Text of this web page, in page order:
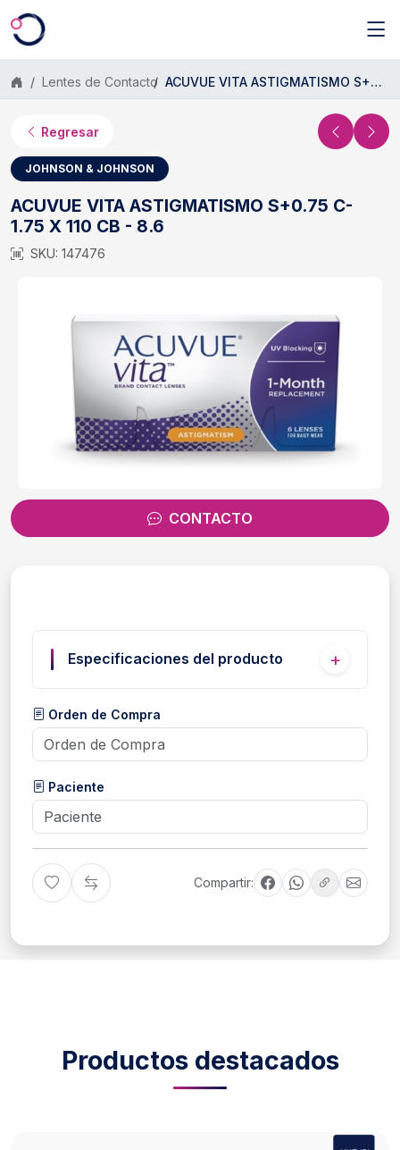
Saltar al contenido principal
Lentes de Contacto ACUVUE VITA ASTIGMATISMO S+0.75 C- 1.75 X 110 CB - 8.6
Regresar
JOHNSON & JOHNSON
ACUVUE VITA ASTIGMATISMO S+0.75 C-
1.75 X 110 CB - 8.6
SKU: 147476
CONTACTO
Especificaciones del producto
Orden de Compra
Paciente
Compartir:
Productos destacados